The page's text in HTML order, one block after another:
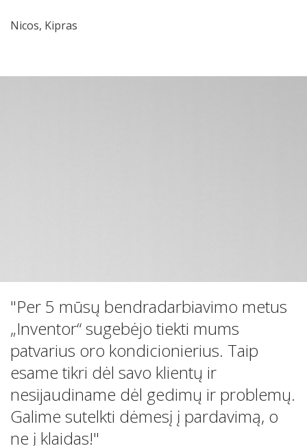
Nicos, Kipras
"Per 5 mūsų bendradarbiavimo metus
„Inventor“ sugebėjo tiekti mums
patvarius oro kondicionierius. Taip
esame tikri dėl savo klientų ir
nesijaudiname dėl gedimų ir problemų.
Galime sutelkti dėmesį į pardavimą, o
ne į klaidas!"